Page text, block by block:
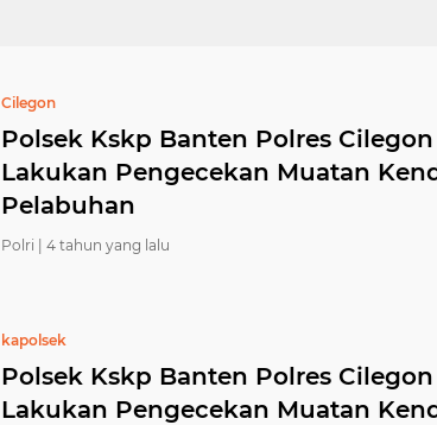
Cilegon
Polsek Kskp Banten Polres
Lakukan Pengecekan Muatan
Pelabuhan
Polri | 4 tahun yang lalu
kapolsek
Polsek Kskp Banten Polres
Lakukan Pengecekan Muatan